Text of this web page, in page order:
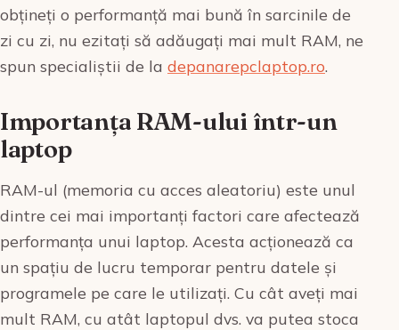
obțineți o performanță mai bună în sarcinile de
zi cu zi, nu ezitați să adăugați mai mult RAM, ne
spun specialiștii de la depanarepclaptop.ro.
Importanța RAM-ului într-un
laptop
RAM-ul (memoria cu acces aleatoriu) este unul
dintre cei mai importanți factori care afectează
performanța unui laptop. Acesta acționează ca
un spațiu de lucru temporar pentru datele și
programele pe care le utilizați. Cu cât aveți mai
mult RAM, cu atât laptopul dvs. va putea stoca